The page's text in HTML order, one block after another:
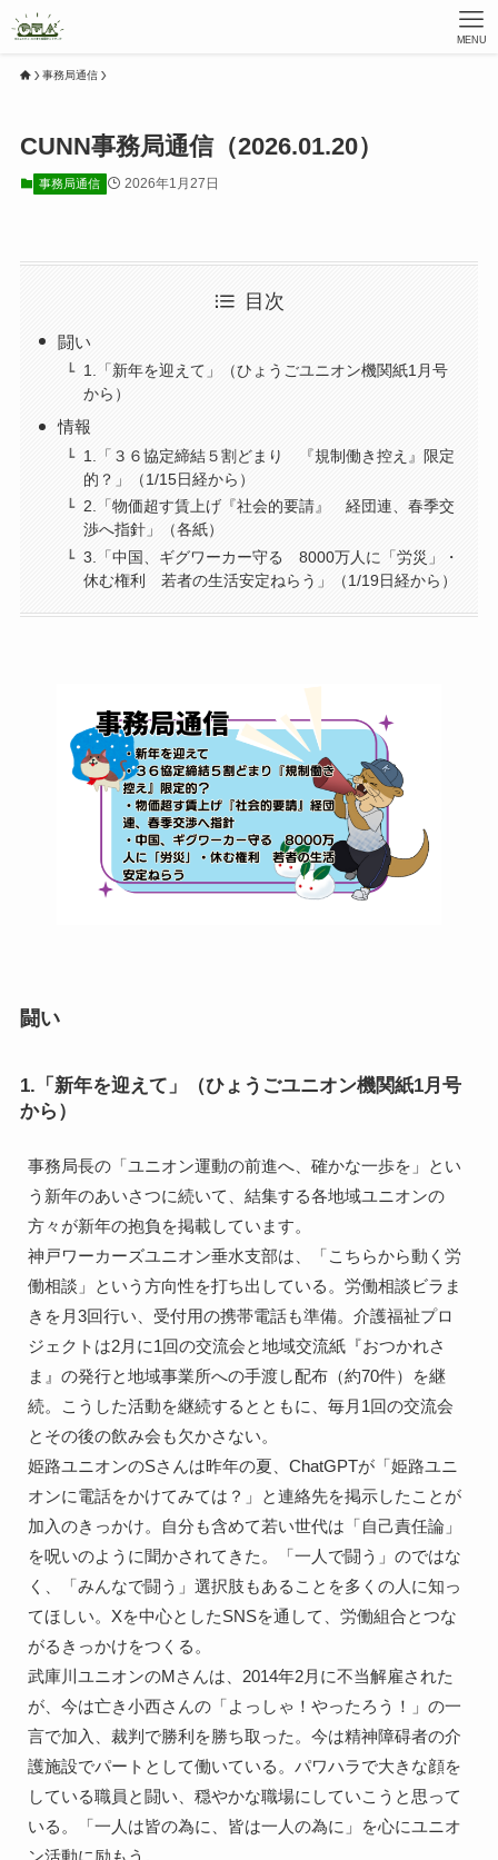
MENU
事務局通信
CUNN事務局通信（2026.01.20）
事務局通信 2026年1月27日
目次
闘い
1.「新年を迎えて」（ひょうごユニオン機関紙1月号
から）
情報
1.「３６協定締結５割どまり 『規制働き控え』限定
的？」（1/15日経から）
2.「物価超す賃上げ『社会的要請』 経団連、春季交
渉へ指針」（各紙）
3.「中国、ギグワーカー守る 8000万人に「労災」・
休む権利 若者の生活安定ねらう」（1/19日経から）
闘い
1.「新年を迎えて」（ひょうごユニオン機関紙1月号
から）
事務局長の「ユニオン運動の前進へ、確かな一歩を」とい
う新年のあいさつに続いて、結集する各地域ユニオンの
方々が新年の抱負を掲載しています。
神戸ワーカーズユニオン垂水支部は、「こちらから動く労
働相談」という方向性を打ち出している。労働相談ビラま
きを月3回行い、受付用の携帯電話も準備。介護福祉プロ
ジェクトは2月に1回の交流会と地域交流紙『おつかれさ
ま』の発行と地域事業所への手渡し配布（約70件）を継
続。こうした活動を継続するとともに、毎月1回の交流会
とその後の飲み会も欠かさない。
姫路ユニオンのSさんは昨年の夏、ChatGPTが「姫路ユニ
オンに電話をかけてみては？」と連絡先を掲示したことが
加入のきっかけ。自分も含めて若い世代は「自己責任論」
を呪いのように聞かされてきた。「一人で闘う」のではな
く、「みんなで闘う」選択肢もあることを多くの人に知っ
てほしい。Xを中心としたSNSを通して、労働組合とつな
がるきっかけをつくる。
武庫川ユニオンのMさんは、2014年2月に不当解雇された
が、今は亡き小西さんの「よっしゃ！やったろう！」の一
言で加入、裁判で勝利を勝ち取った。今は精神障碍者の介
護施設でパートとして働いている。パワハラで大きな顔を
している職員と闘い、穏やかな職場にしていこうと思って
いる。「一人は皆の為に、皆は一人の為に」を心にユニオ